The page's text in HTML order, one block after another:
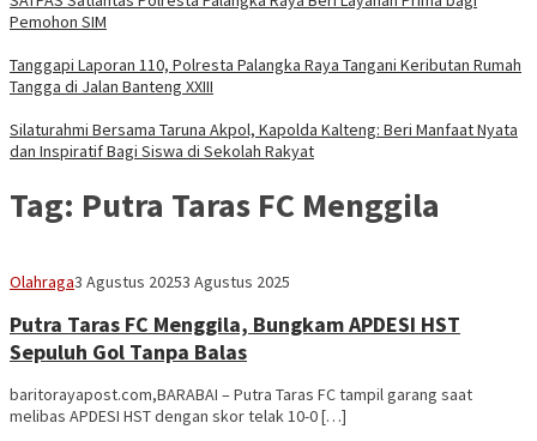
Pemohon SIM
Tanggapi Laporan 110, Polresta Palangka Raya Tangani Keributan Rumah
Tangga di Jalan Banteng XXIII
Silaturahmi Bersama Taruna Akpol, Kapolda Kalteng: Beri Manfaat Nyata
dan Inspiratif Bagi Siswa di Sekolah Rakyat
Tag: Putra Taras FC Menggila
OlahragaVananta
3 Agustus 20253 Agustus 2025
Putra Taras FC Menggila, Bungkam APDESI HST
Sepuluh Gol Tanpa Balas
baritorayapost.com,BARABAI – Putra Taras FC tampil garang saat
melibas APDESI HST dengan skor telak 10-0 […]